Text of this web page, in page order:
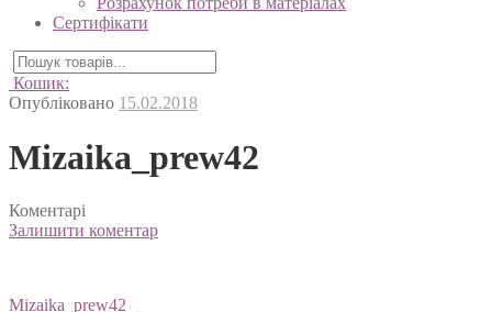
Сертифікати
Кошик:
Опубліковано 15.02.2018
Mizaika_prew42
Коментарі
Залишити коментар
Навігація
Mizaika_prew42